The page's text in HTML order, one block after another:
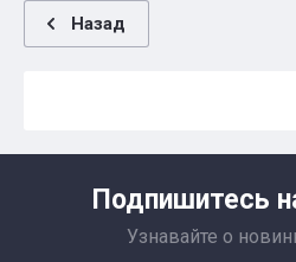
Назад
Подпишитесь
Узнавайте о